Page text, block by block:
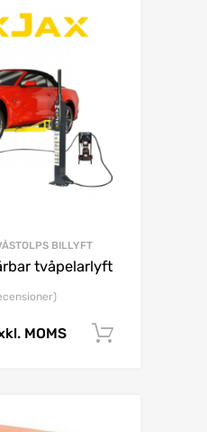
BILLYFT
tvåpelarlyft
MOMS